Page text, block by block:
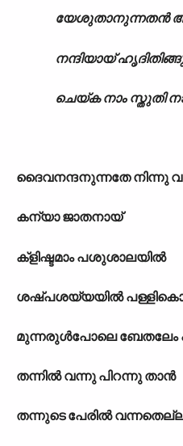
യേശുതാനുന്നതൻ
നന്ദിയായ്
ചെയ്ക നാം സ്തുതി
ദൈവനന്ദനുന്നതേ നിന്നു
കന്യാ ജാതനായ്
ക്ളിഷ്ടമാം പശുശാലയിൽ
ശഷ്പശയ്യയിൽ
മുന്നരുൾപോലെ ബേതലേം
തന്നിൽ വന്നു പിറന്നു താൻ
തന്നുടെ പേരിൽ